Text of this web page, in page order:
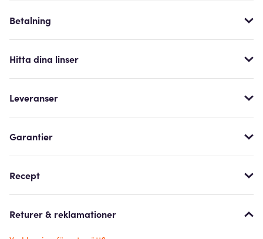
Betalning
Hitta dina linser
Leveranser
Garantier
Recept
Returer & reklamationer